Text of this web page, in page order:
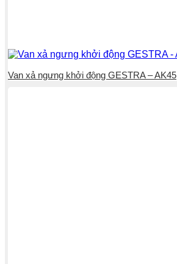
Van xả ngưng khởi động GESTRA – AK45